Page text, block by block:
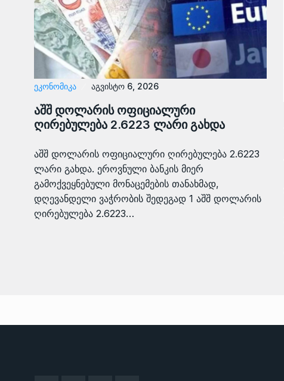
ᲔᲙᲝᲜᲝᲛᲘᲙᲐ აგვისტო 6, 2026
აშშ დოლარის ოფიციალური
ღირებულება 2.6223 ლარი გახდა
აშშ დოლარის ოფიციალური ღირებულება 2.6223
ლარი გახდა. ეროვნული ბანკის მიერ
გამოქვეყნებული მონაცემების თანახმად,
დღევანდელი ვაჭრობის შედეგად 1 აშშ დოლარის
ღირებულება 2.6223…